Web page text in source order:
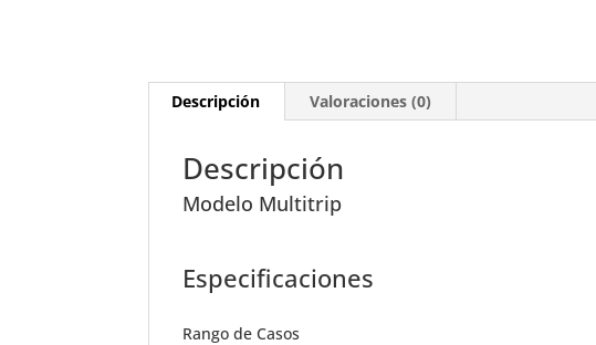
Descripción Valoraciones (0)
Descripción
Modelo Multitrip
Especificaciones
Rango de Casos